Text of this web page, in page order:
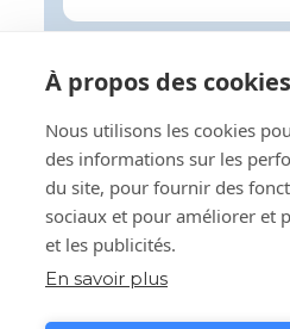
À propos des
Nous utilisons les cookies
des informations sur les
du site, pour fournir des
sociaux et pour améliorer et
et les publicités.
En savoir plus